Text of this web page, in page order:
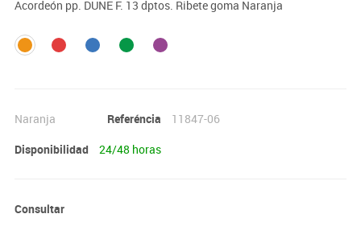
Acordeón pp. DUNE F. 13 dptos. Ribete goma Naranja
Naranja Referéncia
11847-06
Disponibilidad
24/48 horas
Consultar